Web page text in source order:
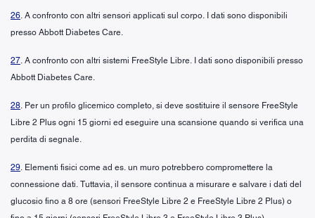
26. A confronto con altri sensori applicati sul corpo. I dati sono disponibili
presso Abbott Diabetes Care.
27. A confronto con altri sistemi FreeStyle Libre. I dati sono disponibili presso
Abbott Diabetes Care.
28. Per un profilo glicemico completo, si deve sostituire il sensore FreeStyle
Libre 2 Plus ogni 15 giorni ed eseguire una scansione quando si verifica una
perdita di segnale.
29. Elementi fisici come ad es. un muro potrebbero compromettere la
connessione dati. Tuttavia, il sensore continua a misurare e salvare i dati del
glucosio fino a 8 ore (sensori FreeStyle Libre 2 e FreeStyle Libre 2 Plus) o